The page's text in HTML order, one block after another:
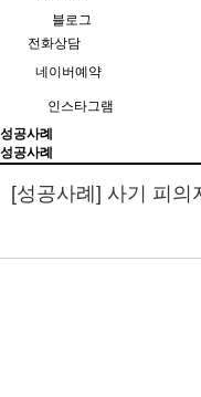
블로그
전화상담
네이버예약
인스타그램
성공사례
성공사례
[성공사례] 사기 피의